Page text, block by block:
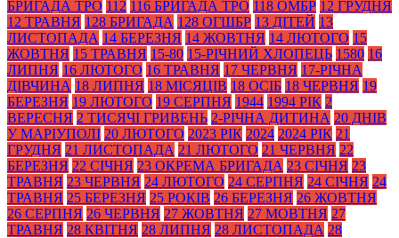
БРИГАДА ТРО 112 116 БРИГАДА ТРО 118 ОМБР 12 ГРУДНЯ
12 ТРАВНЯ 128 БРИГАДА 128 ОГШБР 13 ДІТЕЙ 13
ЛИСТОПАДА 14 БЕРЕЗНЯ 14 ЖОВТНЯ 14 ЛЮТОГО 15
ЖОВТНЯ 15 ТРАВНЯ 15-80 15-РІЧНИЙ ХЛОПЕЦЬ 1580 16
ЛИПНЯ 16 ЛЮТОГО 16 ТРАВНЯ 17 ЧЕРВНЯ 17-РІЧНА
ДІВЧИНА 18 ЛИПНЯ 18 МІСЯЦІВ 18 ОСІБ 18 ЧЕРВНЯ 19
БЕРЕЗНЯ 19 ЛЮТОГО 19 СЕРПНЯ 1944 1994 РІК 2
ВЕРЕСНЯ 2 ТИСЯЧІ ГРИВЕНЬ 2-РІЧНА ДИТИНА 20 ДНІВ
У МАРІУПОЛІ 20 ЛЮТОГО 2023 РІК 2024 2024 РІК 21
ГРУДНЯ 21 ЛИСТОПАДА 21 ЛЮТОГО 21 ЧЕРВНЯ 22
БЕРЕЗНЯ 22 СІЧНЯ 23 ОКРЕМА БРИГАДА 23 СІЧНЯ 23
ТРАВНЯ 23 ЧЕРВНЯ 24 ЛЮТОГО 24 СЕРПНЯ 24 СІЧНЯ 24
ТРАВНЯ 25 БЕРЕЗНЯ 25 РОКІВ 26 БЕРЕЗНЯ 26 ЖОВТНЯ
26 СЕРПНЯ 26 ЧЕРВНЯ 27 ЖОВТНЯ 27 МОВТНЯ 27
ТРАВНЯ 28 КВІТНЯ 28 ЛИПНЯ 28 ЛИСТОПАДА 28